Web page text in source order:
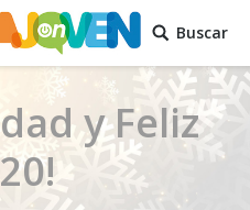
Buscar
y Feliz